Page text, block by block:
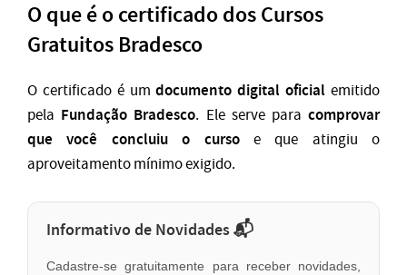
O que é o certificado dos Cursos
Gratuitos Bradesco
O certificado é umdocumento digital oficial emitido
pela Fundação Bradesco. Ele serve paracomprovar
que você concluiu o cursoe que atingiu o
aproveitamento mínimo exigido.
Informativo de Novidades 📬
Cadastre-se gratuitamente para receber novidades,